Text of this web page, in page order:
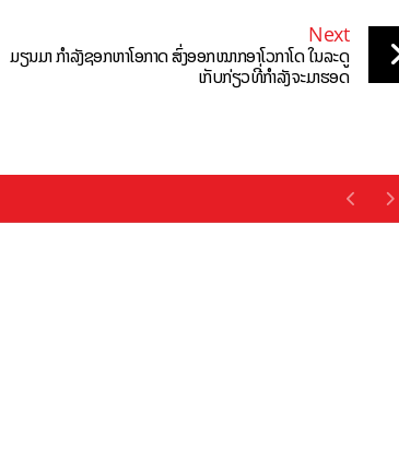
Next
ມຽນມາ ກຳລັງຊອກຫາໂອກາດ ສົ່ງອອກໝາກອາໂວກາໂດ ໃນລະດູ
ເກັບກ່ຽວທີ່ກຳລັງຈະມາຮອດ